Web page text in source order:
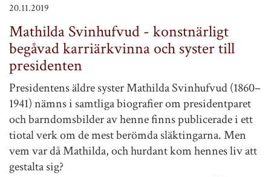
Mathilda Svinhufvud - konstnärligt
begåvad karriärkvinna och syster till
presidenten
Presidentens äldre syster Mathilda Svinhufvud (1860–
1941) nämns i samtliga biografier om presidentparet
och barndomsbilder av henne finns publicerade i ett
tiotal verk om de mest berömda släktingarna. Men
vem var då Mathilda, och hurdant kom hennes liv att
gestalta sig?
20.11.2019